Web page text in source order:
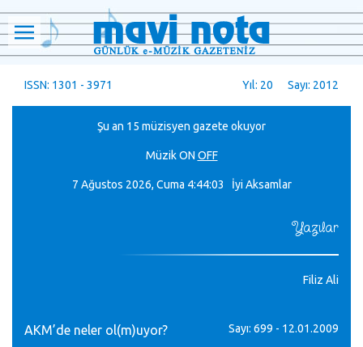
ISSN: 1301 - 3971 Yıl: 20 Sayı: 2012
Şu an 15 müzisyen gazete okuyor
MüzikON OFF
7 Ağustos 2026, Cuma 4:44:03 İyi Aksamlar
Yazılar
Filiz Ali
AKM’de neler ol(m)uyor? Sayı: 699 - 12.01.2009